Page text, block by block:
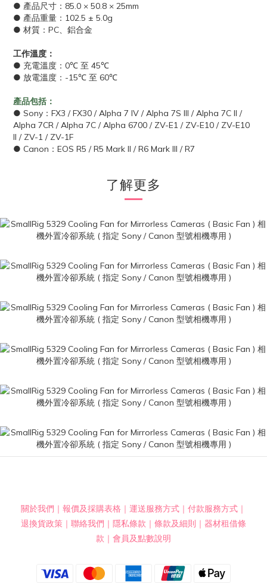
● 產品尺寸：85.0 × 50.8 × 25mm
● 產品重量：102.5 ± 5.0g
● 材質：PC、鋁合金
工作溫度：
● 充電溫度：0℃ 至 45℃
● 放電溫度：-15℃ 至 60℃
產品包括：
● Sony：FX3 / FX30 / Alpha 7 IV / Alpha 7S III / Alpha 7C II /
Alpha 7CR / Alpha 7C / Alpha 6700 / ZV-E1 / ZV-E10 / ZV-E10
II / ZV-1 / ZV-1F
● Canon：EOS R5 / R5 Mark II / R6 Mark III / R7
了解更多
關於我們 ｜ 報價及採購表格 ｜ 運送服務方式 ｜ 付款服務方式 ｜
退換貨政策 ｜ 聯絡我們 ｜ 隱私條款 ｜ 條款及細則 ｜ 器材租借條
款 ｜ 會員及點數說明